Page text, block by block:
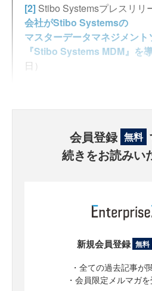
[2] Stibo Systemsプレスリリ
会社がStibo Systemsの
マスターデータマネジメン
『Stibo Systems MDM』を
日）
会員登録 無料
続きをお読みい
新規会員登録 無料
・全ての過去記事が
・会員限定メルマガ